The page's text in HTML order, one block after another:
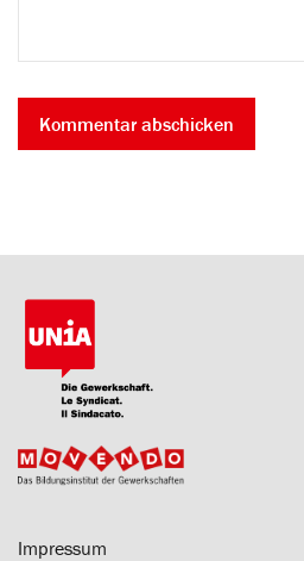
Impressum